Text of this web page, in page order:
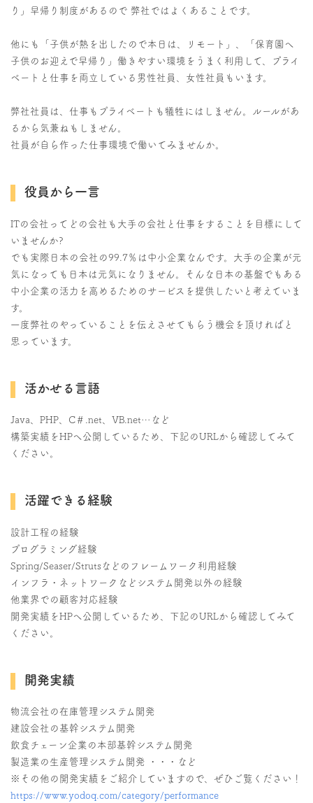
り」早帰り制度があるので 弊社ではよくあることです。
他にも「子供が熱を出したので本日は、リモート」、「保育園へ
子供のお迎えで早帰り」働きやすい環境をうまく利用して、プライ
ベートと仕事を両立している男性社員、女性社員もいます。
弊社社員は、仕事もプライベートも犠牲にはしません。ルールがあ
るから気兼ねもしません。
社員が自ら作った仕事環境で働いてみませんか。
役員から一言
ITの会社ってどの会社も大手の会社と仕事をすることを目標にして
いませんか?
でも実際日本の会社の99.7％は中小企業なんです。大手の企業が元
気になっても日本は元気になりません。そんな日本の基盤でもある
中小企業の活力を高めるためのサービスを提供したいと考えていま
す。
一度弊社のやっていることを伝えさせてもらう機会を頂ければと
思っています。
活かせる言語
Java、PHP、C＃.net、VB.net…など
構築実績をHPへ公開しているため、下記のURLから確認してみて
ください。
活躍できる経験
設計工程の経験
プログラミング経験
Spring/Seaser/Strutsなどのフレームワーク利用経験
インフラ・ネットワークなどシステム開発以外の経験
他業界での顧客対応経験
開発実績をHPへ公開しているため、下記のURLから確認してみて
ください。
開発実績
物流会社の在庫管理システム開発
建設会社の基幹システム開発
飲食チェーン企業の本部基幹システム開発
製造業の生産管理システム開発 ・・・など
※その他の開発実績をご紹介していますので、ぜひご覧ください！
https://www.yodoq.com/category/performance